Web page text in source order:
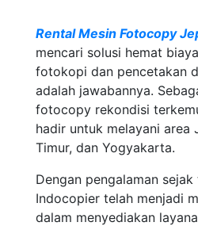
Rental Mesin Fotocopy
mencari solusi hemat
fotokopi dan pencetakan
adalah jawabannya.
fotocopy rekondisi
hadir untuk melayani area
Timur, dan Yogyakarta.
Dengan pengalaman
Indocopier telah menjadi
dalam menyediakan